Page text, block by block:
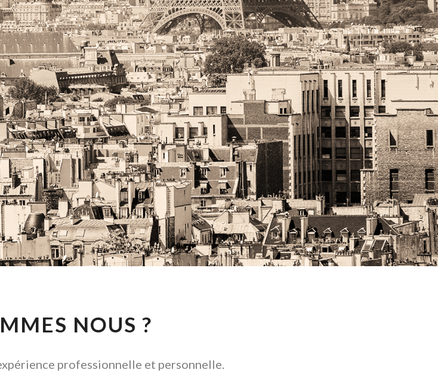
NOUS ?
professionnelle et personnelle.